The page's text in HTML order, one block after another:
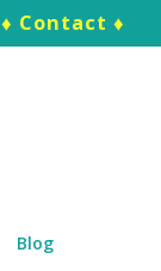
♦ Contact ♦
Blog